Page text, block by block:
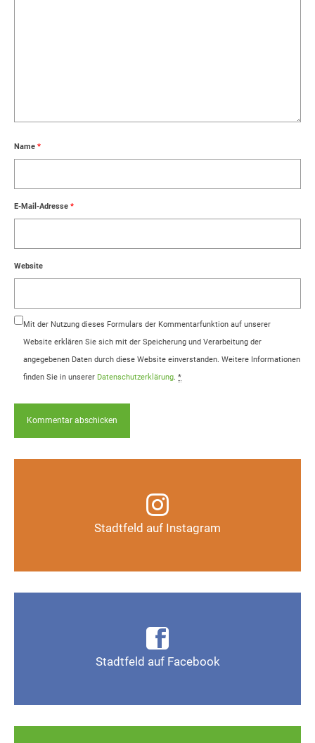
Name *
E-Mail-Adresse *
Website
Mit der Nutzung dieses Formulars der Kommentarfunktion auf unserer
Website erklären Sie sich mit der Speicherung und Verarbeitung der
angegebenen Daten durch diese Website einverstanden. Weitere Informationen
finden Sie in unserer Datenschutzerklärung. *
Stadtfeld auf Instagram
Instagram-Kanal
Auf Instagram folgen
Stadtfeld auf Facebook
Seite Magdeburg-Stadtfeld